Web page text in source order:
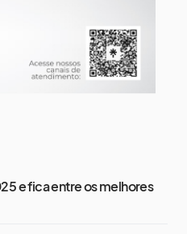
e fica entre os melhores